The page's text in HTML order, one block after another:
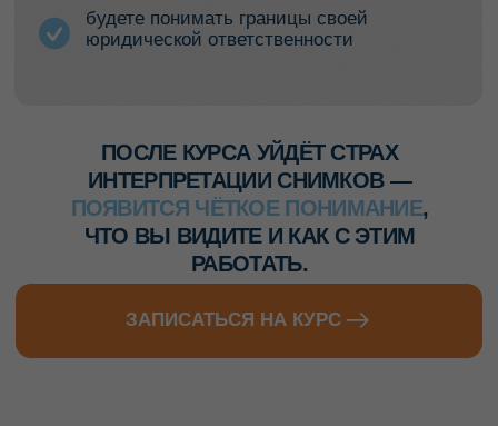
С нами уже работают частные
клиники и сетевые
стоматологические центры Москвы
и регионов, присоединяйтесь.
ОБСУДИТЬ РЕШЕНИЕ ДЛЯ КЛИНИКИ